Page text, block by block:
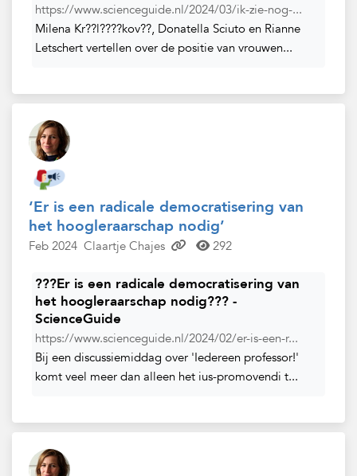
https://www.scienceguide.nl/2024/03/ik-zie-nog-...
Milena Kr??l????kov??, Donatella Sciuto en Rianne
Letschert vertellen over de positie van vrouwen...
‘Er is een radicale democratisering van
het hoogleraarschap nodig’
Feb 2024 Claartje Chajes 292
???Er is een radicale democratisering van
het hoogleraarschap nodig??? -
ScienceGuide
https://www.scienceguide.nl/2024/02/er-is-een-r...
Bij een discussiemiddag over 'Iedereen professor!'
komt veel meer dan alleen het ius-promovendi t...